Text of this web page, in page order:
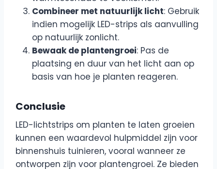
Combineer met natuurlijk licht: Gebruik
indien mogelijk LED-strips als aanvulling
op natuurlijk zonlicht.
Bewaak de plantengroei: Pas de
plaatsing en duur van het licht aan op
basis van hoe je planten reageren.
Conclusie
LED-lichtstrips om planten te laten groeien
kunnen een waardevol hulpmiddel zijn voor
binnenshuis tuinieren, vooral wanneer ze
ontworpen zijn voor plantengroei. Ze bieden